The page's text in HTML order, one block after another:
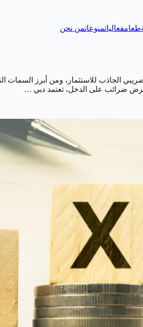
طعامفعالياتمنوعاتمن نحن
الجاذب للاستثمار، ومن أبرز
من فرض ضرائب على الدخل، تعتمد دبي …